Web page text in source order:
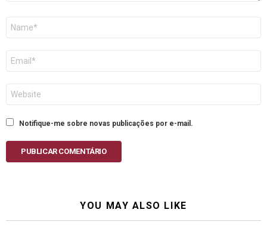
mail
Notifique-me sobre novas publicações por e-mail.
PUBLICAR COMENTÁRIO
YOU MAY ALSO LIKE